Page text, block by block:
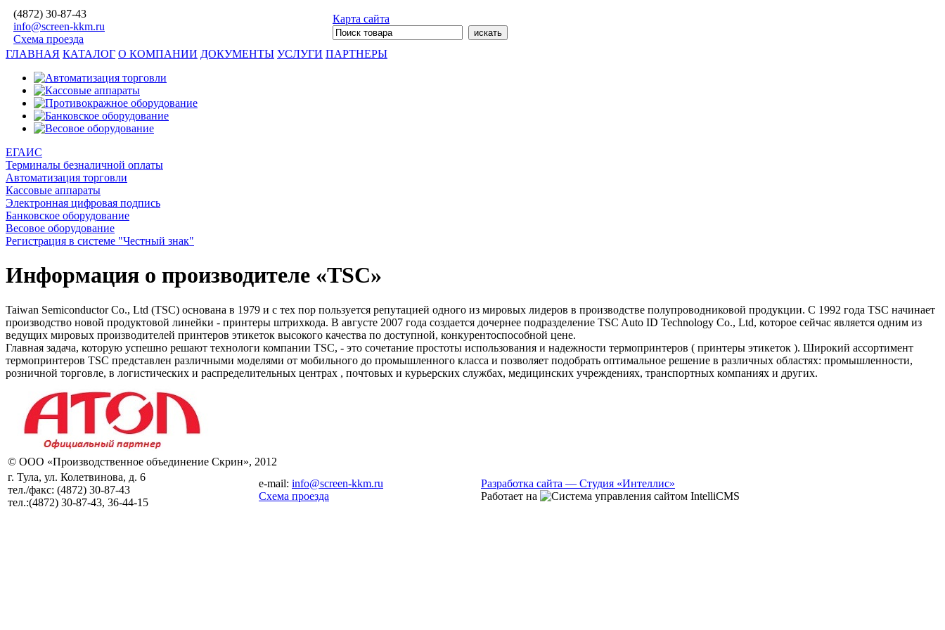
(4872) 30-87-43
info@screen-kkm.ru
Схема проезда
Карта сайта
ГЛАВНАЯ КАТАЛОГ О КОМПАНИИ ДОКУМЕНТЫ УСЛУГИ ПАРТНЕРЫ
ЕГАИС
Терминалы безналичной оплаты
Автоматизация торговли
Кассовые аппараты
Электронная цифровая подпись
Банковское оборудование
Весовое оборудование
Регистрация в системе "Честный знак"
Информация о производителе «TSC»
Taiwan Semiconductor Co., Ltd (TSC) основана в 1979 и с тех пор пользуется репутацией одного из мировых лидеров в производстве полупроводниковой продукции. С 1992 года TSC начинает
производство новой продуктовой линейки - принтеры штрихкода. В августе 2007 года создается дочернее подразделение TSC Auto ID Technology Co., Ltd, которое сейчас является одним из
ведущих мировых производителей принтеров этикеток высокого качества по доступной, конкурентоспособной цене.
Главная задача, которую успешно решают технологи компании TSC, - это сочетание простоты использования и надежности термопринтеров ( принтеры этикеток ). Широкий ассортимент
термопринтеров TSC представлен различными моделями от мобильного до промышленного класса и позволяет подобрать оптимальное решение в различных областях: промышленности,
розничной торговле, в логистических и распределительных центрах , почтовых и курьерских службах, медицинских учреждениях, транспортных компаниях и других.
© ООО «Производственное объединение Скрин», 2012
г. Тула, ул. Колетвинова, д. 6
тел./факс: (4872) 30-87-43
тел.:(4872) 30-87-43, 36-44-15
e-mail: info@screen-kkm.ru
Схема проезда
Разработка сайта — Студия «Интеллис»
Работает на